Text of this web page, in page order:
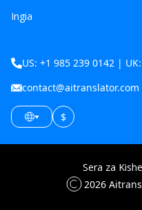
Ingia
US: +1 985 239 0142 |
contact@aitranslator.com
$
2026
Sera za